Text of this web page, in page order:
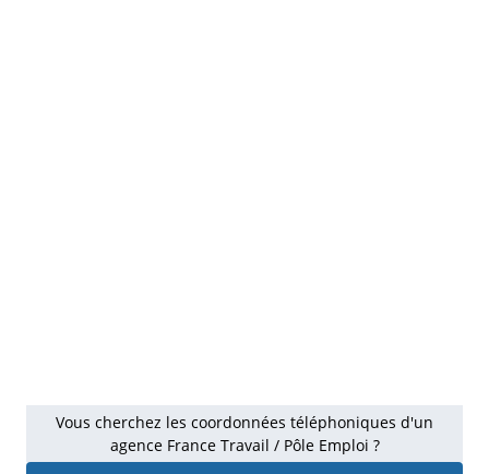
Vous cherchez les coordonnées téléphoniques d'un
agence France Travail / Pôle Emploi ?